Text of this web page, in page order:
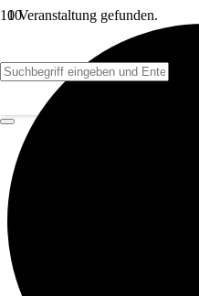
1 Veranstaltung gefunden.